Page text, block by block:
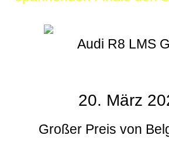
Audi R8 LMS
20. März
Großer Preis von